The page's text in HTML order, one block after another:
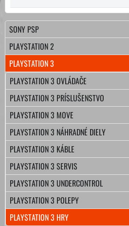
SONY PSP
PLAYSTATION 2
PLAYSTATION 3
PLAYSTATION 3 OVLÁDAČE
PLAYSTATION 3 PRÍSLUŠENSTVO
PLAYSTATION 3 MOVE
PLAYSTATION 3 NÁHRADNÉ DIELY
PLAYSTATION 3 KÁBLE
PLAYSTATION 3 SERVIS
PLAYSTATION 3 UNDERCONTROL
PLAYSTATION 3 POLEPY
PLAYSTATION 3 HRY